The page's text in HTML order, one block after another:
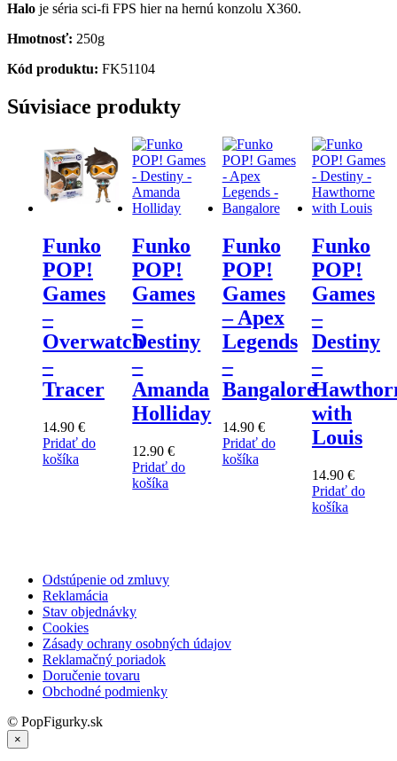
Halo je séria sci-fi FPS hier na hernú konzolu X360.
Hmotnosť: 250g
Kód produktu: FK51104
Súvisiace produkty
Funko
POP!
Games
–
Overwatch
–
Tracer
14.90 €
Pridať do
košíka
Funko
POP!
Games
–
Destiny
–
Amanda
Holliday
12.90€
Pridať do
košíka
Funko
POP!
Games
– Apex
Legends
–
Bangalore
14.90 €
Pridať do
košíka
Funko
POP!
Games
–
Destiny
–
with
Louis
14.90 €
Pridať do
košíka
Odstúpenie od zmluvy
Reklamácia
Stav objednávky
Cookies
Zásady ochrany osobných údajov
Reklamačný poriadok
Doručenie tovaru
Obchodné podmienky
© PopFigurky.sk
×